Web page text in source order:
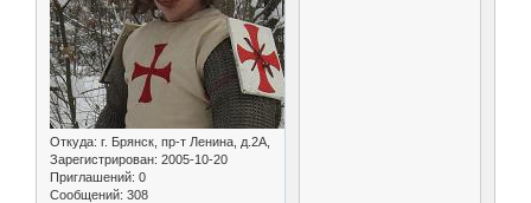
Откуда: г. Брянск, пр-т Ленина, д.2А,
Зарегистрирован: 2005-10-20
Приглашений: 0
Сообщений: 308